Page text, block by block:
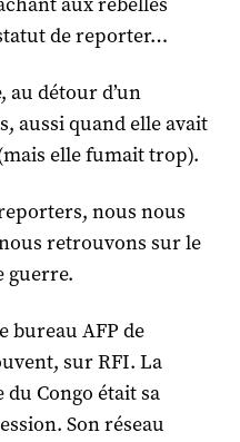
aux rebelles
de reporter…
au détour d’un
aussi quand elle avait
elle fumait trop).
nous nous
retrouvons sur le
guerre.
bureau AFP de
sur RFI. La
Congo était sa
Son réseau